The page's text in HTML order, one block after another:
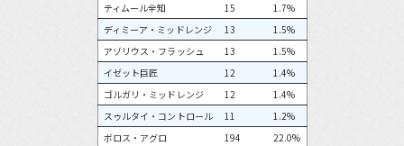
ティムール全知
15
1.7%
ディミーア・ミッドレンジ
13
1.5%
アゾリウス・フラッシュ
13
1.5%
イゼット巨匠
12
1.4%
ゴルガリ・ミッドレンジ
12
1.4%
スゥルタイ・コントロール
11
1.2%
ボロス・アグロ
194
22.0%